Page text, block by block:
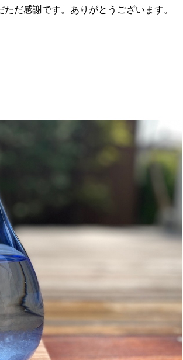
だ感謝です。ありがとうございます。